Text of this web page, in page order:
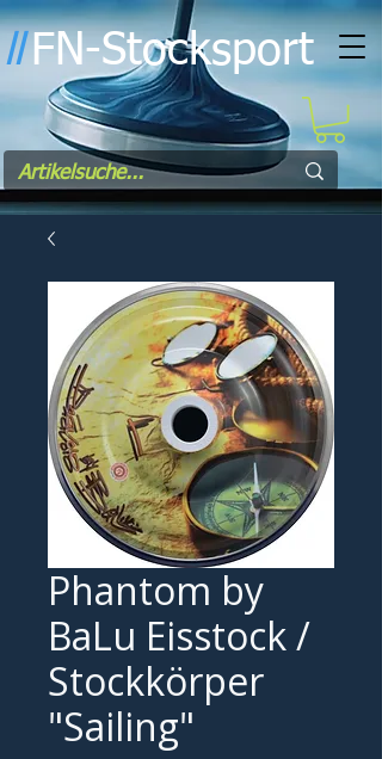
ll FN-Stocksport
Phantom by
BaLu Eisstock /
Stockkörper
"Sailing"